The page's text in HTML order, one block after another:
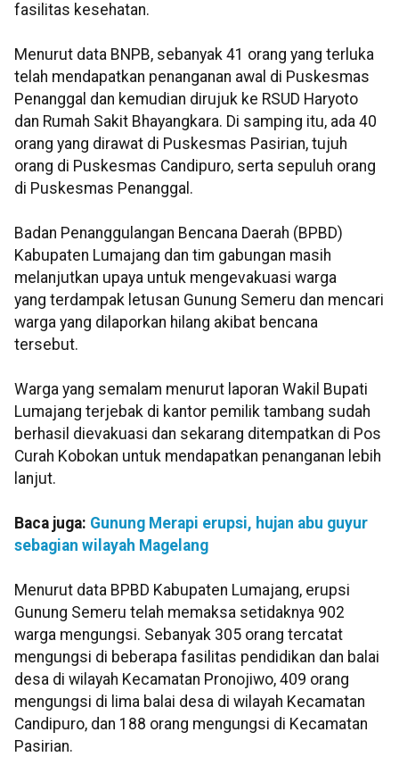
fasilitas kesehatan.
Menurut data BNPB, sebanyak 41 orang yang terluka
telah mendapatkan penanganan awal di Puskesmas
Penanggal dan kemudian dirujuk ke RSUD Haryoto
dan Rumah Sakit Bhayangkara. Di samping itu, ada 40
orang yang dirawat di Puskesmas Pasirian, tujuh
orang di Puskesmas Candipuro, serta sepuluh orang
di Puskesmas Penanggal.
Badan Penanggulangan Bencana Daerah (BPBD)
Kabupaten Lumajang dan tim gabungan masih
melanjutkan upaya untuk mengevakuasi warga
yang terdampak letusan Gunung Semeru dan mencari
warga yang dilaporkan hilang akibat bencana
tersebut.
Warga yang semalam menurut laporan Wakil Bupati
Lumajang terjebak di kantor pemilik tambang sudah
berhasil dievakuasi dan sekarang ditempatkan di Pos
Curah Kobokan untuk mendapatkan penanganan lebih
lanjut.
Baca juga: Gunung Merapi erupsi, hujan abu guyur
sebagian wilayah Magelang
Menurut data BPBD Kabupaten Lumajang, erupsi
Gunung Semeru telah memaksa setidaknya 902
warga mengungsi. Sebanyak 305 orang tercatat
mengungsi di beberapa fasilitas pendidikan dan balai
desa di wilayah Kecamatan Pronojiwo, 409 orang
mengungsi di lima balai desa di wilayah Kecamatan
Candipuro, dan 188 orang mengungsi di Kecamatan
Pasirian.